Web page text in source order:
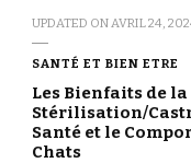
UPDATED ONAVRIL 24,
SANTÉ ET BIEN ETRE
Les Bienfaits de la
Stérilisation/
Santé et le
Chats